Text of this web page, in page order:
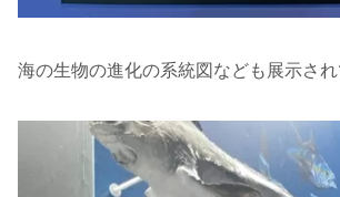
海の生物の進化の系統図なども展示され